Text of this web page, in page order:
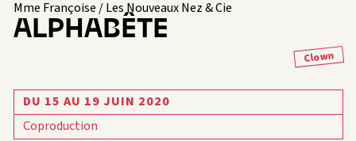
Mme Françoise / Les Nouveaux Nez & Cie
ALPHABÊTE
Clown
DU 15 AU 19 JUIN 2020
Coproduction